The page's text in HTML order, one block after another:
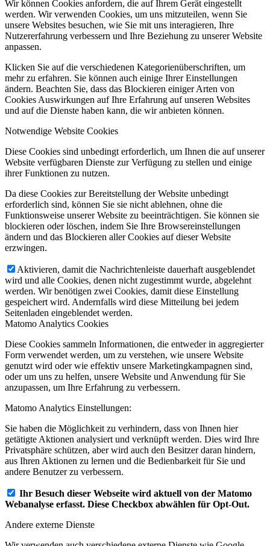
Wir können Cookies anfordern, die auf Ihrem Gerät eingestellt
werden. Wir verwenden Cookies, um uns mitzuteilen, wenn Sie
unsere Websites besuchen, wie Sie mit uns interagieren, Ihre
Nutzererfahrung verbessern und Ihre Beziehung zu unserer Website
anpassen.
Klicken Sie auf die verschiedenen Kategorienüberschriften, um
mehr zu erfahren. Sie können auch einige Ihrer Einstellungen
ändern. Beachten Sie, dass das Blockieren einiger Arten von
Cookies Auswirkungen auf Ihre Erfahrung auf unseren Websites
und auf die Dienste haben kann, die wir anbieten können.
Notwendige Website Cookies
Diese Cookies sind unbedingt erforderlich, um Ihnen die auf unserer
Website verfügbaren Dienste zur Verfügung zu stellen und einige
ihrer Funktionen zu nutzen.
Da diese Cookies zur Bereitstellung der Website unbedingt
erforderlich sind, können Sie sie nicht ablehnen, ohne die
Funktionsweise unserer Website zu beeinträchtigen. Sie können sie
blockieren oder löschen, indem Sie Ihre Browsereinstellungen
ändern und das Blockieren aller Cookies auf dieser Website
erzwingen.
Aktivieren, damit die Nachrichtenleiste dauerhaft ausgeblendet
wird und alle Cookies, denen nicht zugestimmt wurde, abgelehnt
werden. Wir benötigen zwei Cookies, damit diese Einstellung
gespeichert wird. Andernfalls wird diese Mitteilung bei jedem
Seitenladen eingeblendet werden.
Matomo Analytics Cookies
Diese Cookies sammeln Informationen, die entweder in aggregierter
Form verwendet werden, um zu verstehen, wie unsere Website
genutzt wird oder wie effektiv unsere Marketingkampagnen sind,
oder um uns zu helfen, unsere Website und Anwendung für Sie
anzupassen, um Ihre Erfahrung zu verbessern.
Matomo Analytics Einstellungen:
Sie haben die Möglichkeit zu verhindern, dass von Ihnen hier
getätigte Aktionen analysiert und verknüpft werden. Dies wird Ihre
Privatsphäre schützen, aber wird auch den Besitzer daran hindern,
aus Ihren Aktionen zu lernen und die Bedienbarkeit für Sie und
andere Benutzer zu verbessern.
Ihr Besuch dieser Webseite wird aktuell von der Matomo
Webanalyse erfasst. Diese Checkbox abwählen für Opt-Out.
Andere externe Dienste